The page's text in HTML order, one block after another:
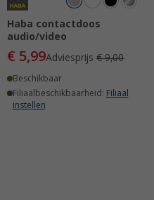
Haba contactdoos
audio/video
€ 5,99Adviesprijs € 9,00
Beschikbaar
Filiaalbeschikbaarheid: Filiaal
instellen